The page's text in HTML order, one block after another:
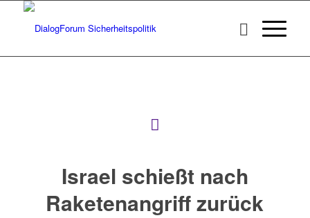
Israel schießt nach
Raketenangriff zurück